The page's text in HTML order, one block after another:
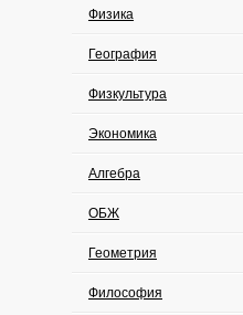
Физика
География
Физкультура
Экономика
Алгебра
ОБЖ
Геометрия
Философия